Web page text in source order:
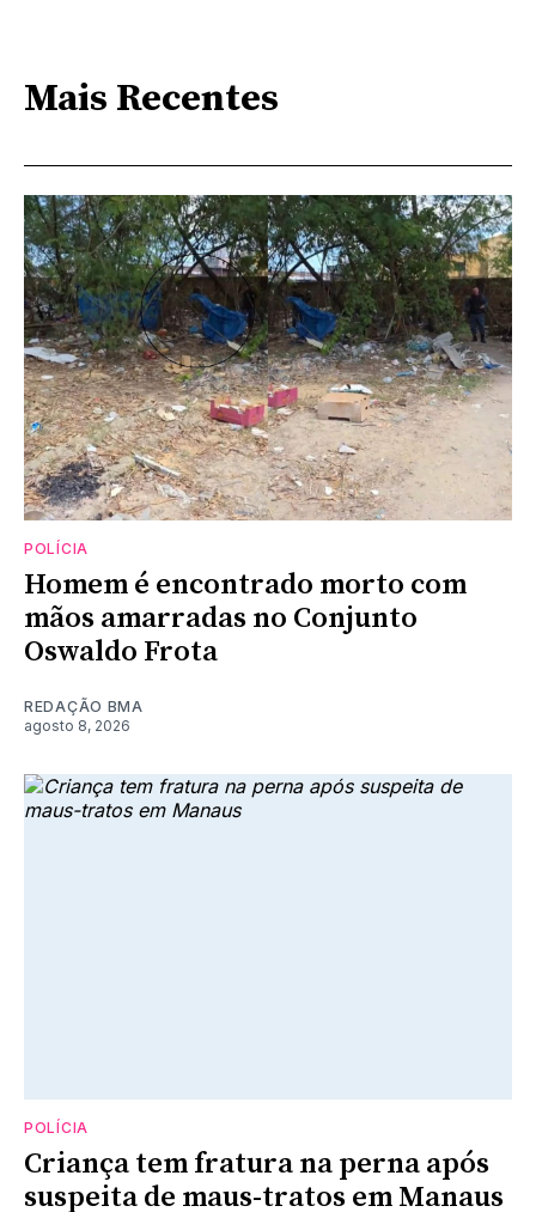
Mais Recentes
POLÍCIA
Homem é encontrado morto com
mãos amarradas no Conjunto
Oswaldo Frota
REDAÇÃO BMA
agosto 8, 2026
POLÍCIA
Criança tem fratura na perna após
suspeita de maus-tratos em Manaus